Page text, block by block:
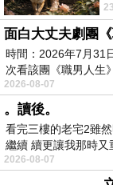
面白大丈夫劇團
時間：2026年7月31
次看該團《職男人生
2026-08-07
。讀後。
看完三樓的老宅2雖
繼續 續更讓我那時
有
2026-08-07